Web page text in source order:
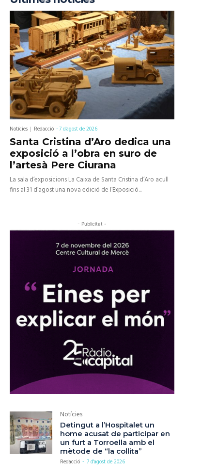
Notícies Redacció -7 d'agost de 2026
Santa Cristina d’Aro dedica una
exposició a l’obra en suro de
l’artesà Pere Ciurana
La sala d’exposicions La Caixa de Santa Cristina d’Aro acull
fins al 31 d’agost una nova edició de l’Exposició...
- Publicitat -
Notícies
Detingut a l’Hospitalet un
home acusat de participar en
un furt a Torroella amb el
mètode de “la collita”
Redacció - 7 d'agost de 2026